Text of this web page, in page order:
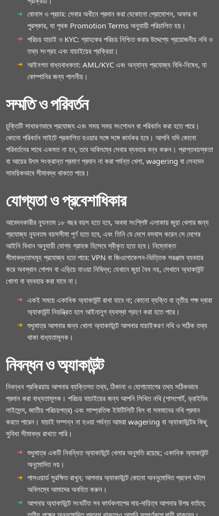
বোনাস ও প্রচার: সেবার অধীনে প্রদান করা যেকোনো প্রোমোশন, অফার বা
পুরস্কার, যা পৃথক Promotion Terms অনুযায়ী পরিচালিত হয়।
পরিচয় যাচাই ও KYC: গ্রাহকের পরিচয় নিশ্চিত করার উদ্দেশ্যে প্রয়োজনীয় নথি ও
তথ্য সংগ্রহ এবং যাচাইয়ের প্রক্রিয়া।
আইনগত বাধ্যবাধকতা: AML/KYC এবং অন্যান্য প্রযোজ্য বিধি-নিষেধ, যা
কোম্পানির জন্য পালনীয়।
সম্মতি ও পরিবর্তন
চুক্তিটি সাধারণভাবে প্রযোজ্য এবং সময় সময় সংশোধন বা পরিবর্তন করা হতে পারে।
কোনো পরিবর্তন সাইটে প্রকাশিত হওয়ার সঙ্গে সঙ্গে কার্যকর হবে। আপনি যদি কোনো
পরিবর্তনের সাথে একমত না হন, তবে অবিলম্বে সেবার ব্যবহার বন্ধ করুন। প্রাপ্তবয়স্কতা
বা আয়ের উৎস সংক্রান্ত প্রমাণ প্রদান না করা পর্যন্ত খেলা, wagering বা লেনদেন
সাময়িকভাবে সীমাবদ্ধ থাকতে পারে।
যোগ্যতা ও প্রবেশাধিকার
আবেদনকারীর ন্যূনতম ১৮ বছর বয়স হতে হবে, অথবা সংশ্লিষ্ট এলাকায় জুয়া খেলার জন্য
প্রযোজ্য ন্যূনতম বয়সসীমা পূর্ণ হতে হবে, এবং তিনি যে দেশে বসবাস করেন সে দেশের
আইনি বিধান অনুযায়ী যোগ্য গ্রাহক হিসেবে স্বীকৃত হতে হবে। নিম্নোক্ত
সীমাবদ্ধতাসমূহ প্রযোজ্য হতে পারে: VPN বা জিওলোকেশন-ভিত্তিক সরঞ্জাম ব্যবহার
করে অবস্থান গোপন বা এড়িয়ে যাওয়া নিষিদ্ধ; যেখানে জুয়া বৈধ নয়, সেখানে অ্যাকাউন্ট
খোলা বা ব্যবহার করা যাবে না।
একই সময়ে একাধিক অ্যাকাউন্ট রাখা যাবে না; কোনো ব্যক্তি বা তৃতীয় পক্ষ দ্বারা
অ্যাকাউন্ট নিয়ন্ত্রিত হলে আইনানুগ ব্যবস্থা গ্রহণ করা হতে পারে।
শুধুমাত্র আপনার জন্য খোলা অ্যাকাউন্টে আপনার যাচাইকরণ নথি ও সঠিক তথ্য
থাকা বাধ্যতামূলক।
নিবন্ধন ও অ্যাকাউন্ট
নিবন্ধন প্রক্রিয়ায় আপনার ব্যক্তিগত তথ্য, ঠিকানা ও যোগাযোগের তথ্য সঠিকভাবে
প্রদান করা বাধ্যতামূলক। পরিচয় যাচাইয়ের জন্য আপনি লিখিত নথি (পাসপোর্ট, ড্রাইভিং
লাইসেন্স, জাতীয় পরিচয়পত্র) এবং সাম্প্রতিক ইউটিলিটি বিল বা সমমানের নথি প্রদান
করতে পারেন। যাচাই সম্পন্ন না হওয়া পর্যন্ত আমরা wagering বা অ্যাকাউন্টের কিছু
সুবিধা সীমাবদ্ধ রাখতে পারি।
শুধুমাত্র একটি নিবন্ধিত অ্যাকাউন্টে খেলার অনুমতি রয়েছে; একাধিক অ্যাকাউন্ট
অনুমোদিত নয়।
পাসওয়ার্ড সুরক্ষিত রাখুন; আপনার অ্যাকাউন্টে কোনো অননুমোদিত প্রবেশ ঘটলে
অবিলম্বে আমাদের অবহিত করুন।
আপনার অ্যাকাউন্টে সংঘটিত সব কার্যকলাপের দায়-দায়িত্ব আপনার উপর বর্তাবে;